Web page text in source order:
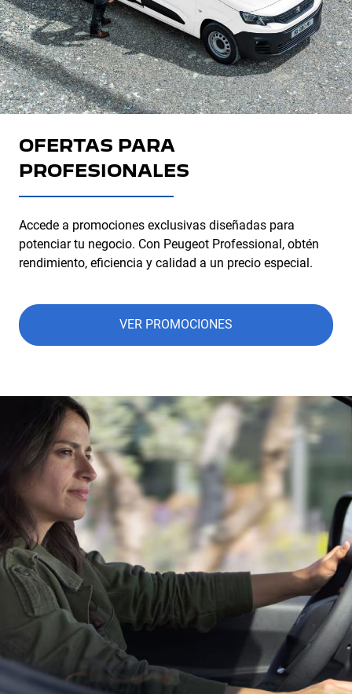
OFERTAS PARA
PROFESIONALES
Accede a promociones exclusivas diseñadas para
potenciar tu negocio. Con Peugeot Professional, obtén
rendimiento, eficiencia y calidad a un precio especial.
VER PROMOCIONES